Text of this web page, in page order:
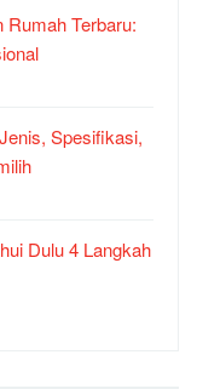
Rumah Terbaru:
Spesifikasi,
Dulu 4 Langkah